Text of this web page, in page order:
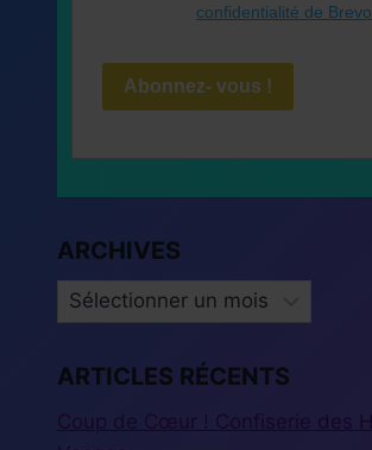
confidentialité de Brevo.
Abonnez- vous !
ARCHIVES
ARCHIVES
ARTICLES RÉCENTS